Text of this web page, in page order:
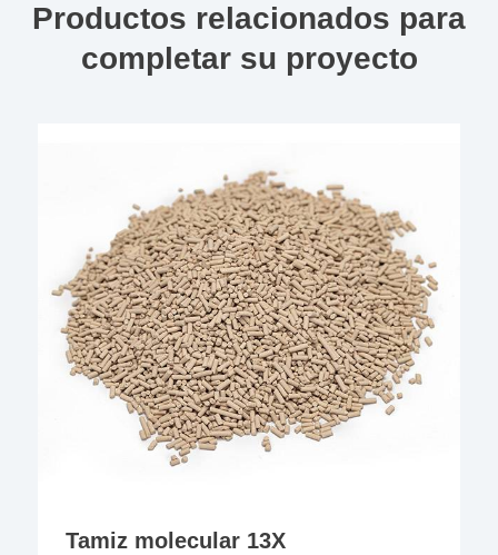
Productos relacionados para
completar su proyecto
Tamiz molecular 13X